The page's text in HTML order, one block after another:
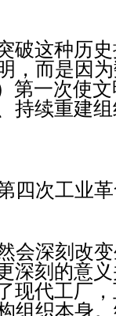
破这种历
，而是因
第一次使
持续重建
四次工业
会深刻改
深刻的意
现代工厂
组织本身